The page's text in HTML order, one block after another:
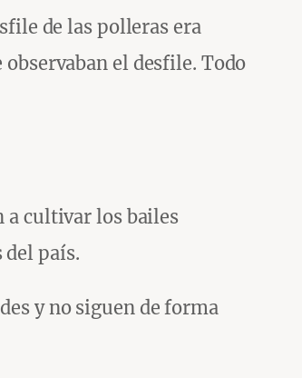
de las polleras era
el desfile. Todo
a cultivar los bailes
país.
y no siguen de forma